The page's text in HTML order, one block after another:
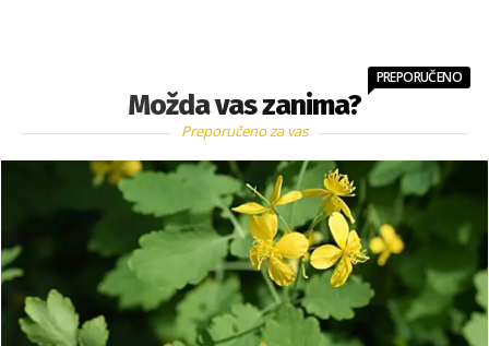
Možda vas zanima?
PREPORUČENO
Preporučeno za vas